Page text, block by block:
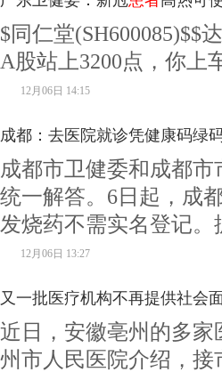
$同仁堂(SH600085)$$
A股站上3200点，你上
12月06日 14:15
成都：去医院就诊凭健康码绿
成都市卫健委和成都
统一解答。6日起，成
发烧药不需实名登记。
12月06日 13:27
又一批医疗机构不再提供社会
近日，安徽亳州的多
州市人民医院介绍，接